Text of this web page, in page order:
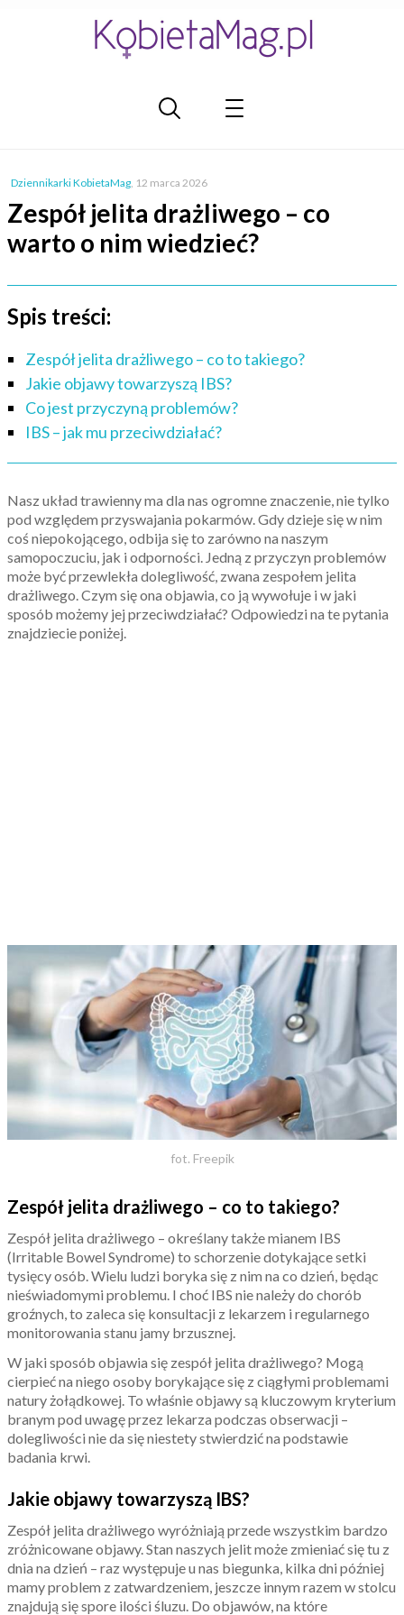
Dziennikarki KobietaMag, 12 marca 2026
Zespół jelita drażliwego – co
warto o nim wiedzieć?
Spis treści:
Zespół jelita drażliwego – co to takiego?
Jakie objawy towarzyszą IBS?
Co jest przyczyną problemów?
IBS – jak mu przeciwdziałać?
Nasz układ trawienny ma dla nas ogromne znaczenie, nie tylko
pod względem przyswajania pokarmów. Gdy dzieje się w nim
coś niepokojącego, odbija się to zarówno na naszym
samopoczuciu, jak i odporności. Jedną z przyczyn problemów
może być przewlekła dolegliwość, zwana zespołem jelita
drażliwego. Czym się ona objawia, co ją wywołuje i w jaki
sposób możemy jej przeciwdziałać? Odpowiedzi na te pytania
znajdziecie poniżej.
fot. Freepik
Zespół jelita drażliwego – co to takiego?
Zespół jelita drażliwego – określany także mianem IBS
(Irritable Bowel Syndrome) to schorzenie dotykające setki
tysięcy osób. Wielu ludzi boryka się z nim na co dzień, będąc
nieświadomymi problemu. I choć IBS nie należy do chorób
groźnych, to zaleca się konsultacji z lekarzem i regularnego
monitorowania stanu jamy brzusznej.
W jaki sposób objawia się zespół jelita drażliwego? Mogą
cierpieć na niego osoby borykające się z ciągłymi problemami
natury żołądkowej. To właśnie objawy są kluczowym kryterium
branym pod uwagę przez lekarza podczas obserwacji –
dolegliwości nie da się niestety stwierdzić na podstawie
badania krwi.
Jakie objawy towarzyszą IBS?
Zespół jelita drażliwego wyróżniają przede wszystkim bardzo
zróżnicowane objawy. Stan naszych jelit może zmieniać się tu z
dnia na dzień – raz występuje u nas biegunka, kilka dni później
mamy problem z zatwardzeniem, jeszcze innym razem w stolcu
znajdują się spore ilości śluzu. Do objawów, na które